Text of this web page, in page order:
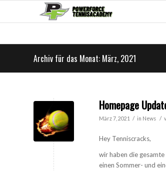
Archiv für das Monat: März, 2021
Homepage
März 7, 2021 / in News /
Hey Tenniscracks,
wir haben die
einen Sommer- und